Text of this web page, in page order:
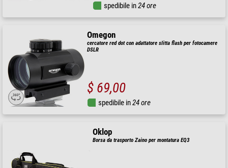
spedibile in24 ore
Omegon
cercatore red dot con adattatore slitta flash per fotocamere
DSLR
$ 69,00
spedibile in24 ore
Oklop
Borsa da trasporto Zaino per montatura EQ3